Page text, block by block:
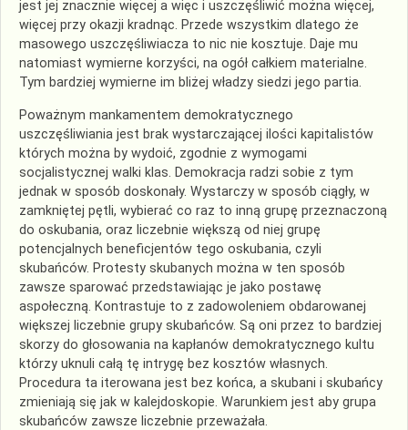
jest jej znacznie więcej a więc i uszczęśliwić można więcej,
więcej przy okazji kradnąc. Przede wszystkim dlatego że
masowego uszczęśliwiacza to nic nie kosztuje. Daje mu
natomiast wymierne korzyści, na ogół całkiem materialne.
Tym bardziej wymierne im bliżej władzy siedzi jego partia.
Poważnym mankamentem demokratycznego
uszczęśliwiania jest brak wystarczającej ilości kapitalistów
których można by wydoić, zgodnie z wymogami
socjalistycznej walki klas. Demokracja radzi sobie z tym
jednak w sposób doskonały. Wystarczy w sposób ciągły, w
zamkniętej pętli, wybierać co raz to inną grupę przeznaczoną
do oskubania, oraz liczebnie większą od niej grupę
potencjalnych beneficjentów tego oskubania, czyli
skubańców. Protesty skubanych można w ten sposób
zawsze sparować przedstawiając je jako postawę
aspołeczną. Kontrastuje to z zadowoleniem obdarowanej
większej liczebnie grupy skubańców. Są oni przez to bardziej
skorzy do głosowania na kapłanów demokratycznego kultu
którzy uknuli całą tę intrygę bez kosztów własnych.
Procedura ta iterowana jest bez końca, a skubani i skubańcy
zmieniają się jak w kalejdoskopie. Warunkiem jest aby grupa
skubańców zawsze liczebnie przeważała.